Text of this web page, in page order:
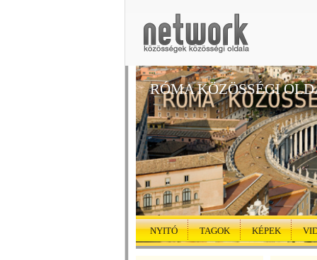
RÓMA KÖZÖSSÉGI
NYITÓ TAGOK KÉPEK